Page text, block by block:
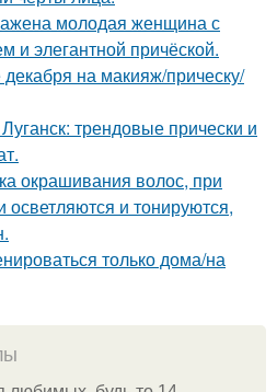
молодая женщина с
и элегантной причёской.
на макияж/прическу/
трендовые прически и
окрашивания волос, при
осветляются и тонируются,
только дома/на